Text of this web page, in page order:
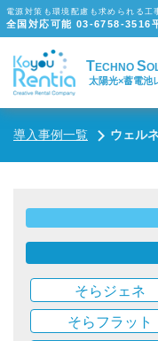
電源対策も環境配慮も求められる工
全国対応可能 03-6758-3516
TECHNO S
太陽光×蓄電池
導入事例一覧 ウェル
そらジェネ
そらフラット